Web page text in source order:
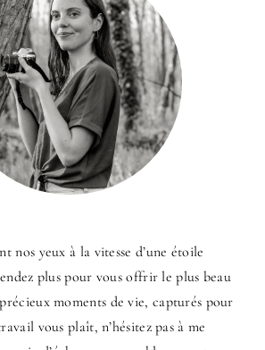
nos yeux à la vitesse d’une étoile
plus pour vous offrir le plus beau
moments de vie, capturés pour
vous plaît, n’hésitez pas à me